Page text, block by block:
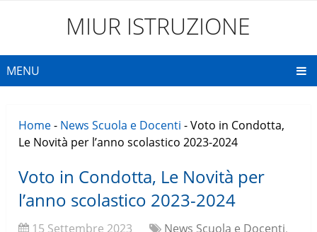
MIUR ISTRUZIONE
MENU
Home- News Scuola e Docenti -Voto in Condotta,
Le Novità per l’anno scolastico 2023-2024
Voto in Condotta, Le Novità per
l’anno scolastico 2023-2024
15 Settembre 2023 News Scuola e Docenti,